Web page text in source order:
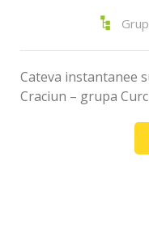
Cateva instantanee
Craciun – grupa